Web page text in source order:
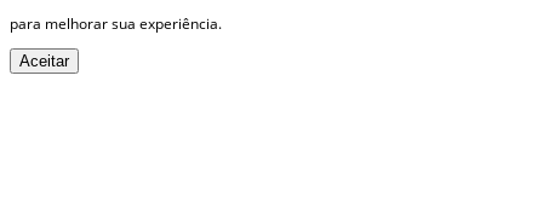
para melhorar sua experiência.
Aceitar